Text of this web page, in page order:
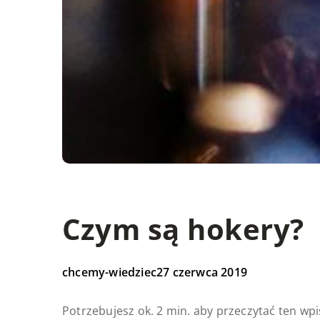
Czym są hokery?
chcemy-wiedziec27 czerwca 2019
Potrzebujesz ok. 2 min. aby przeczytać ten